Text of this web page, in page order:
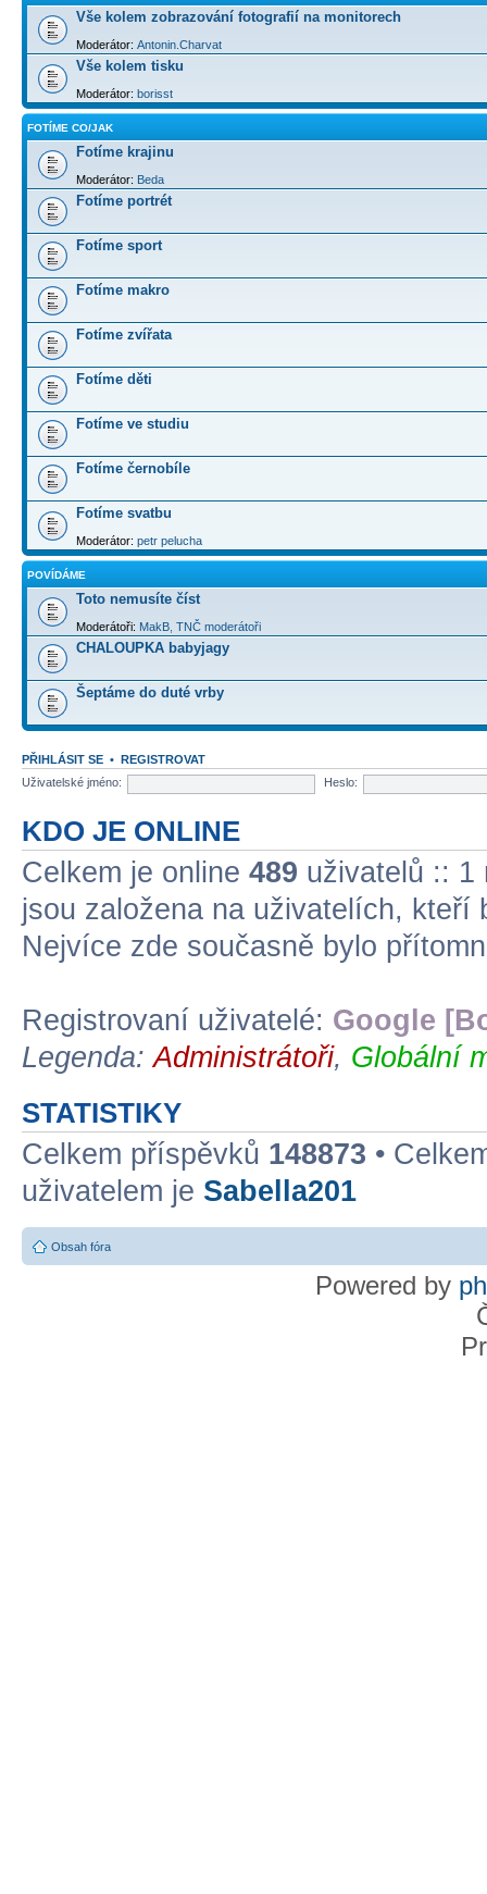
Vše kolem zobrazování fotografií na monitorech
Moderátor: Antonin.Charvat
Vše kolem tisku
Moderátor: borisst
FOTÍME CO/JAK
Fotíme krajinu
Moderátor: Beda
Fotíme portrét
Fotíme sport
Fotíme makro
Fotíme zvířata
Fotíme děti
Fotíme ve studiu
Fotíme černobíle
Fotíme svatbu
Moderátor: petr pelucha
POVÍDÁME
Toto nemusíte číst
Moderátoři: MakB TNČ moderátoři
CHALOUPKA babyjagy
Šeptáme do duté vrby
PŘIHLÁSIT SE • REGISTROVAT
Uživatelské jméno:
Heslo:
KDO JE ONLINE
Celkem je online 489 uživatelů :: 1
jsou založena na uživatelích,
Nejvíce zde současně bylo
Registrovaní uživatelé: Google
Legenda:Administrátoři, Globální
STATISTIKY
Celkem příspěvků 148873 •
uživatelem je Sabella201
Obsah fóra
Powered by